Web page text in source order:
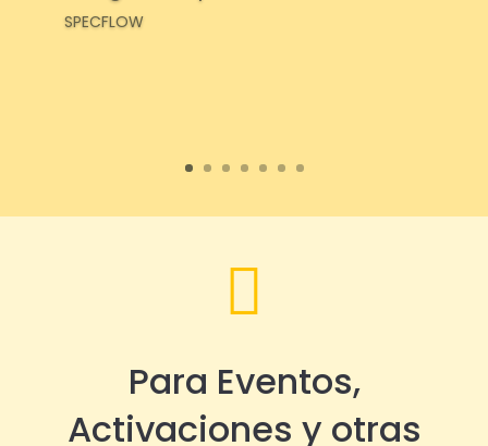
SPECFLOW

Para Eventos,
Activaciones y otras